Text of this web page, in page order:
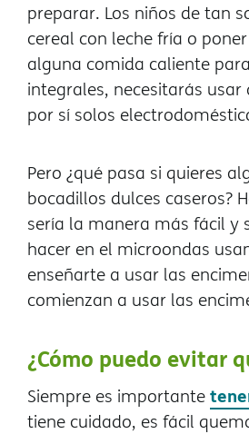
preparar. Los niños de tan
cereal con leche fría o
alguna comida caliente
integrales, necesitarás
por sí solos
Pero ¿qué pasa si quieres
bocadillos dulces caseros?
sería la manera más fácil y
hacer en el microondas
enseñarte a usar las
comienzan a usar las
¿Cómo puedo evitar
Siempre es importante
tiene cuidado, es fácil